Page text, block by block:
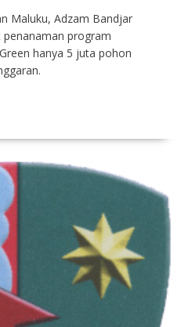
Maluku, Adzam Bandjar
program
hanya 5 juta pohon